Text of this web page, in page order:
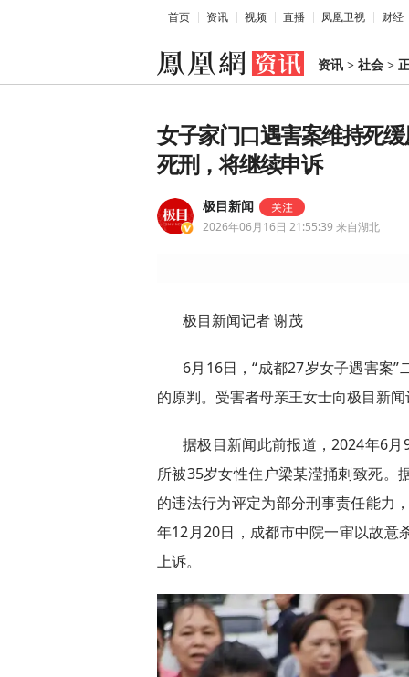
首页 资讯 视频 直播 凤凰卫视 财经
资讯 > 社会 >
女子家门口遇害案维持死
死刑，将继续申诉
极目新闻
2026年06月16日 21:55:39 来自湖北
极目新闻记者 谢茂
6月16日，“成都27岁女子遇害案
的原判。受害者母亲王女士向极目新
据极目新闻此前报道，2024年6
所被35岁女性住户梁某滢捅刺致死。
的违法行为评定为部分刑事责任能力
年12月20日，成都市中院一审以故意
上诉。